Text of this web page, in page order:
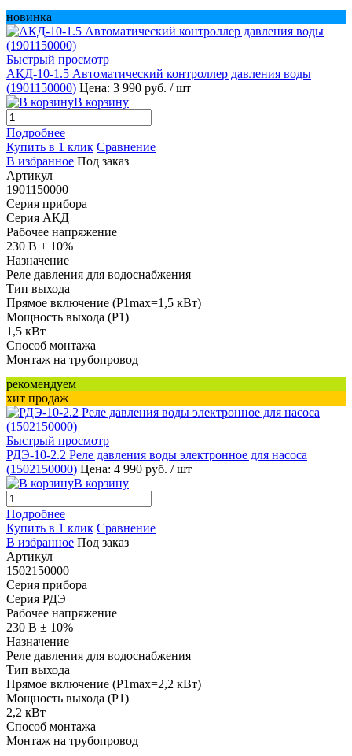
новинка
Быстрый просмотр
АКД-10-1.5 Автоматический контроллер давления воды
(1901150000) Цена: 3 990 руб. / шт
В корзину
Подробнее
Купить в 1 клик Сравнение
В избранное Под заказ
Артикул
1901150000
Серия прибора
Серия АКД
Рабочее напряжение
230 В ± 10%
Назначение
Реле давления для водоснабжения
Тип выхода
Прямое включение (P1max=1,5 кВт)
Мощность выхода (P1)
1,5 кВт
Способ монтажа
Монтаж на трубопровод
рекомендуем
хит продаж
Быстрый просмотр
РДЭ-10-2.2 Реле давления воды электронное для насоса
(1502150000) Цена: 4 990 руб. / шт
В корзину
Подробнее
Купить в 1 клик Сравнение
В избранное Под заказ
Артикул
1502150000
Серия прибора
Серия РДЭ
Рабочее напряжение
230 В ± 10%
Назначение
Реле давления для водоснабжения
Тип выхода
Прямое включение (P1max=2,2 кВт)
Мощность выхода (P1)
2,2 кВт
Способ монтажа
Монтаж на трубопровод